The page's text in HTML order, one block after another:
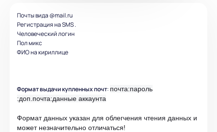
Почты вида @mail.ru
Регистрация на SMS .
Человеческий логин
Пол микс
ФИО на кириллице
Формат выдачи купленных почт: почта:пароль
:доп.почта:данные аккаунта
Формат данных указан для облегчения чтения данных и
может незначительно отличаться!